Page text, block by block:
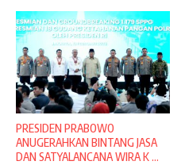
PRESIDEN PRABOWO
ANUGERAHKAN BINTANG JASA
DAN SATYALANCANA WIRA K ...